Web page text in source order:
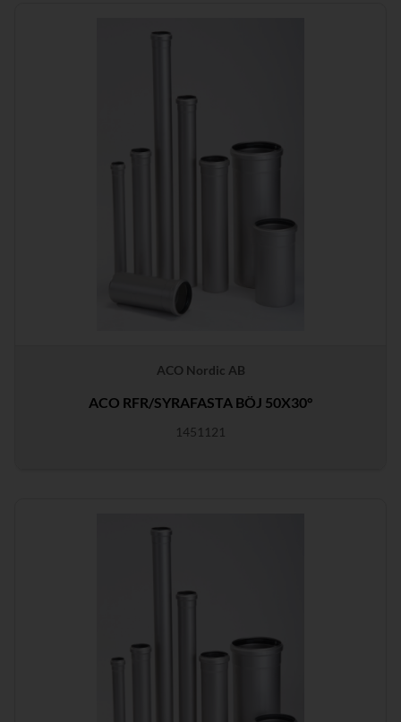
ACO Nordic AB
ACO RFR/SYRAFASTA BÖJ 50X30°
1451121